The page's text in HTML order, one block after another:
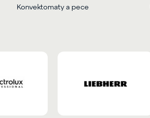
Konvektomaty a pece